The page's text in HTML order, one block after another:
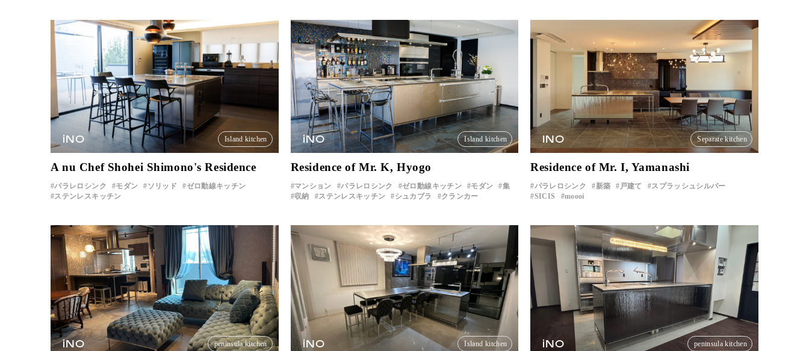
iNO Island kitchen
A nu Chef Shohei Shimono's Residence
パラレロシンク モダン ソリッド
ゼロ動線キッチン
ステンレスキッチン
iNO Island kitchen
Residence of Mr. K, Hyogo
マンション パラレロシンク ゼロ動線キッチン モダン
集
収納
ステンレスキッチン シュカブラ クランカー
INO Separate kitchen
Residence of Mr. I, Yamanashi
パラレロシンク 新築 戸建て
スプラッシュシルバー
SICIS
moooi
iNO peninsula kitchen iNO Island kitchen iNO peninsula kitchen